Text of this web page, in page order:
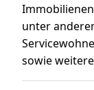
unter
sowie